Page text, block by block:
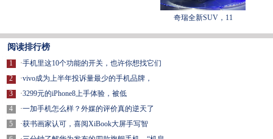
奇瑞全新SUV，11
阅读排行榜
1
2
3
4
5
·手机里这10个功能的开关，也许你想找它们
·vivo成为上半年投诉量最少的手机品牌，
·3299元的iPhone8上手体验，被低
·一加手机怎么样？外媒的评价真的逆天了
·获书画家认可，喜阅XiBook大屏手写智